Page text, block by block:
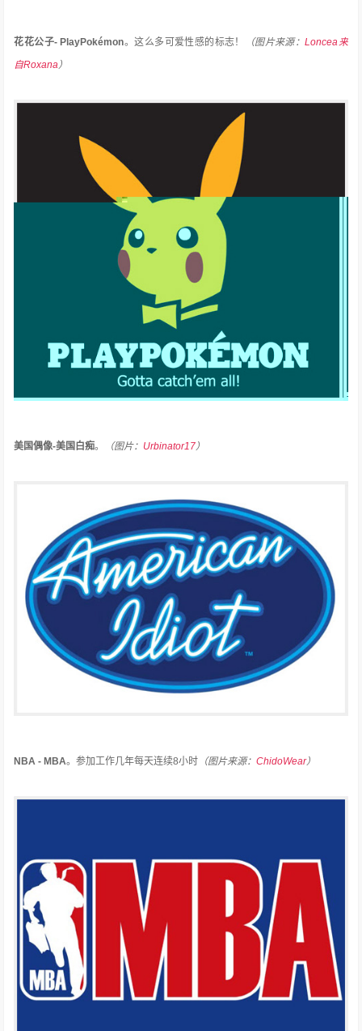
花花公子- PlayPokémon。这么多可爱性感的标志！ （图片来源：Loncea来
自Roxana）
美国偶像-美国白痴。 （图片： Urbinator17）
NBA - MBA。参加工作几年每天连续8小时 （图片来源：ChidoWear）